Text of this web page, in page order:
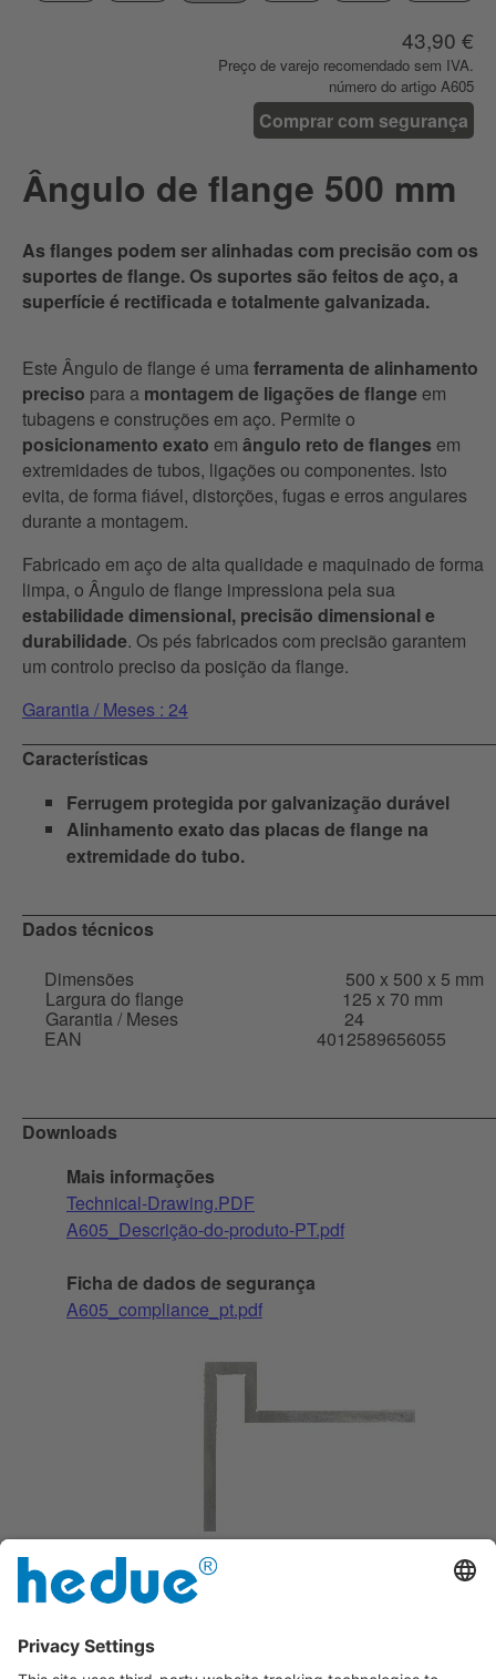
43,90 €
Preço de varejo recomendado sem IVA.
número do artigo A605
Comprar com segurança
Ângulo de flange 500 mm
As flanges podem ser alinhadas com precisão com os
suportes de flange. Os suportes são feitos de aço, a
superfície é rectificada e totalmente galvanizada.
Este Ângulo de flange é umaferramenta de alinhamento
preciso para a montagem de ligações de flangeem
tubagens e construções em aço. Permite o
posicionamento exato em ângulo reto de flanges em
extremidades de tubos, ligações ou componentes. Isto
evita, de forma fiável, distorções, fugas e erros angulares
durante a montagem.
Fabricado em aço de alta qualidade e maquinado de forma
limpa, o Ângulo de flange impressiona pela sua
estabilidade dimensional, precisão dimensional e
durabilidade. Os pés fabricados com precisão garantem
um controlo preciso da posição da flange.
Garantia / Meses : 24
Características
Ferrugem protegida por galvanização durável
Alinhamento exato das placas de flange na
extremidade do tubo.
Dados técnicos
Dimensões
500 x 500 x 5 mm
Largura do flange 125 x 70 mm
Garantia / Meses 24
EAN 4012589656055
Downloads
Mais informações
Technical-Drawing.PDF
A605_Descrição-do-produto-PT.pdf
Ficha de dados de segurança
A605_compliance_pt.pdf